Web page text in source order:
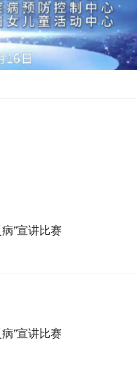
”宣讲比赛
”宣讲比赛